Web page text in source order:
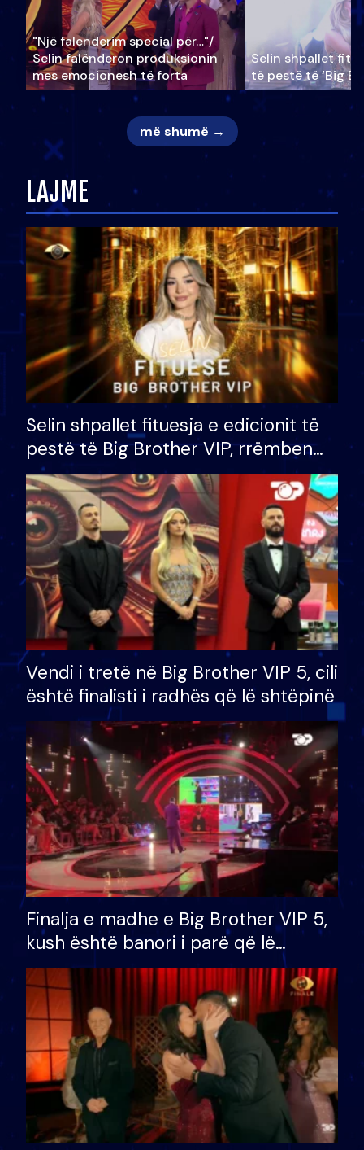
"Një falenderim special për…"/
Selin falënderon produksionin
mes emocionesh të forta
Selin shpallet
të pestë të ‘Big
më shumë →
LAJME
Selin shpallet fituesja e edicionit të
pestë të Big Brother VIP, rrëmben
çmimin e madh prej 100 mijë eurosh
Vendi i tretë në Big Brother VIP 5, cili
është finalisti i radhës që lë shtëpinë
Finalja e madhe e Big Brother VIP 5,
kush është banori i parë që lë
shtëpinë dhe humb mundësinë për
të fituar çmimin e madh